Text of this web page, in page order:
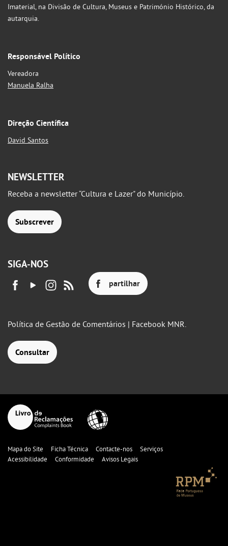
Imaterial, na Divisão de Cultura, Museus e Património Histórico, da
autarquia.
Responsável Político
Vereadora
Manuela Ralha
Direção Científica
David Santos
NEWSLETTER
Receba a newsletter “Cultura e Lazer" do Município.
Subscrever
SIGA-NOS
partilhar
Política de Gestão de Comentários | Facebook MNR.
Consultar
Mapa do Site Ficha Técnica Contacte-nos
Serviços
Acessibilidade
Conformidade Avisos Legais